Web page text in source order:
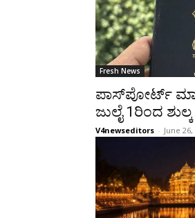
Fresh News
ಪಾಸ್‌ಪೋರ್ಟ್
ಜುಲೈ 1ರಿಂದ
V4newseditors - June 26,